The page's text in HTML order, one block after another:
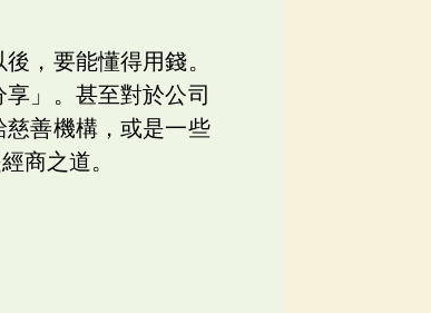
，要能懂得用錢。
」。甚至對於公司
善機構，或是一些
商之道。